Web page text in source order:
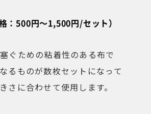
：500円〜1,500円/セット）
ぐための粘着性のある布で
るものが数枚セットになって
さに合わせて使用します。